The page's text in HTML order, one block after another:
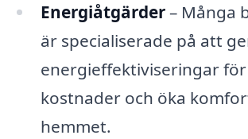
Energiåtgärder– Många
är specialiserade på att
energieffektiviseringar
kostnader och öka
hemmet.